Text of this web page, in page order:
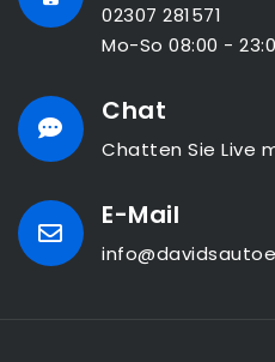
02307 281571
Mo-So 08:00 -
Chat
Chatten Sie Live
E-Mail